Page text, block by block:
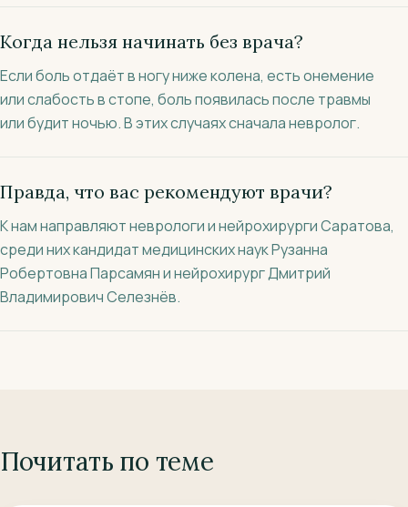
Когда нельзя начинать без врача?
Если боль отдаёт в ногу ниже колена, есть онемение
или слабость в стопе, боль появилась после травмы
или будит ночью. В этих случаях сначала невролог.
Правда, что вас рекомендуют врачи?
К нам направляют неврологи и нейрохирурги Саратова,
среди них кандидат медицинских наук Рузанна
Робертовна Парсамян и нейрохирург Дмитрий
Владимирович Селезнёв.
Почитать по теме